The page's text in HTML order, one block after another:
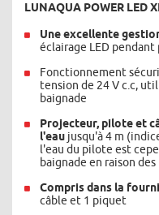
LUNAQUA POWER LED
Une excellente
éclairage LED pendant
Fonctionnement
tension de 24 V c.c,
baignade
Projecteur, pilote et
l'eau jusqu'à 4 m
l'eau du pilote est
baignade en raison des
Compris dans la
câble et 1 piquet